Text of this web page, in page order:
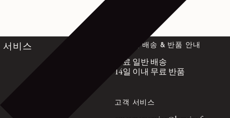
서비스 전 세계 배송 & 반품 안내
무료 일반 배송
14일 이내 무료 반품
고객 서비스